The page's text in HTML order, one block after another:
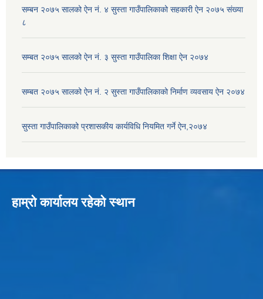
सम्बन २०७५ सालको ऐन नं. ४ सुस्ता गाउँपालिकाको सहकारी ऐन २०७५ संख्या
८
सम्बत २०७५ सालको ऐन नं. ३ सुस्ता गाउँपालिका शिक्षा ऐन २०७४
सम्बत २०७५ सालको ऐन नं. २ सुस्ता गाउँपालिकाको निर्माण व्यवसाय ऐन २०७४
सुस्ता गाउँपालिकाको प्रशासकीय कार्यविधि नियमित गर्ने ऐन,२०७४
हाम्रो कार्यालय रहेको स्थान